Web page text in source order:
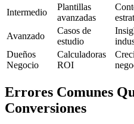
Intermedio
Plantillas
avanzadas
Avanzado
Casos de
estudio
Dueños
Negocio
Calculadoras
ROI
Errores Comunes
Conversiones